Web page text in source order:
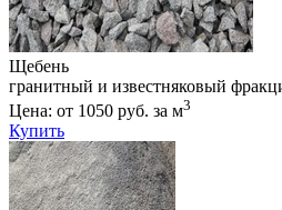
Щебень
гранитный и известняковый
Цена: от 1050 руб. за м3
Купить